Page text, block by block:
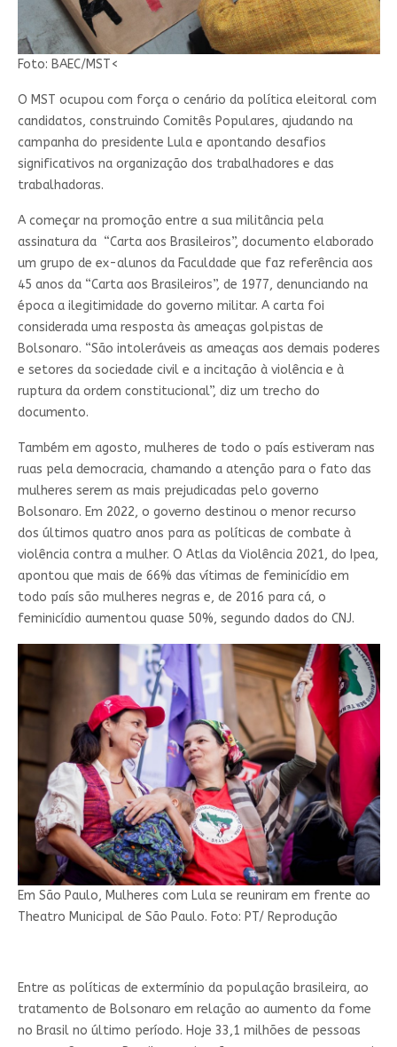
Foto: BAEC/MST<
O MST ocupou com força o cenário da política eleitoral com
candidatos, construindo Comitês Populares, ajudando na
campanha do presidente Lula e apontando desafios
significativos na organização dos trabalhadores e das
trabalhadoras.
A começar na promoção entre a sua militância pela
assinatura da “Carta aos Brasileiros”, documento elaborado
um grupo de ex-alunos da Faculdade que faz referência aos
45 anos da “Carta aos Brasileiros”, de 1977, denunciando na
época a ilegitimidade do governo militar. A carta foi
considerada uma resposta às ameaças golpistas de
Bolsonaro. “São intoleráveis as ameaças aos demais poderes
e setores da sociedade civil e a incitação à violência e à
ruptura da ordem constitucional”, diz um trecho do
documento.
Também em agosto, mulheres de todo o país estiveram nas
ruas pela democracia, chamando a atenção para o fato das
mulheres serem as mais prejudicadas pelo governo
Bolsonaro. Em 2022, o governo destinou o menor recurso
dos últimos quatro anos para as políticas de combate à
violência contra a mulher. O Atlas da Violência 2021, do Ipea,
apontou que mais de 66% das vítimas de feminicídio em
todo país são mulheres negras e, de 2016 para cá, o
feminicídio aumentou quase 50%, segundo dados do CNJ.
Em São Paulo, Mulheres com Lula se reuniram em frente ao
Theatro Municipal de São Paulo. Foto: PT/ Reprodução
Entre as políticas de extermínio da população brasileira, ao
tratamento de Bolsonaro em relação ao aumento da fome
no Brasil no último período. Hoje 33,1 milhões de pessoas